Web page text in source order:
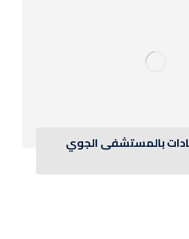
بالمستشفى الجوي